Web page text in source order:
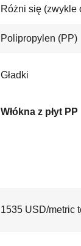
Różni się (zwykle
Polipropylen (PP)
Gładki
Włókna z płyt PP
1535 USD/metric